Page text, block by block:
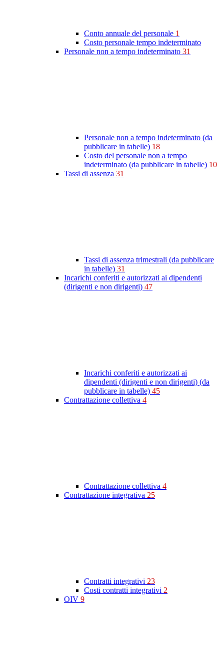
Conto annuale del personale 1
Costo personale tempo indeterminato
Personale non a tempo indeterminato 31
Personale non a tempo indeterminato (da
pubblicare in tabelle) 18
Costo del personale non a tempo
indeterminato (da pubblicare in tabelle) 10
Tassi di assenza 31
Tassi di assenza trimestrali (da pubblicare
in tabelle) 31
Incarichi conferiti e autorizzati ai dipendenti
(dirigenti e non dirigenti) 47
Incarichi conferiti e autorizzati ai
dipendenti (dirigenti e non dirigenti) (da
pubblicare in tabelle) 45
Contrattazione collettiva 4
Contrattazione collettiva 4
Contrattazione integrativa 25
Contratti integrativi 23
Costi contratti integrativi 2
OIV 9